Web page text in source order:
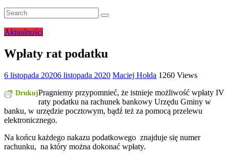
Aktualności
Wpłaty rat podatku
6 listopada 20206 listopada 2020 Maciej Hołda 1260 Views
DrukujPragniemy przypomnieć, że istnieje możliwość wpłaty IV
raty podatku na rachunek bankowy Urzędu Gminy w
banku, w urzędzie pocztowym, bądź też za pomocą przelewu
elektronicznego.
Na końcu każdego nakazu podatkowego znajduje się numer
rachunku, na który można dokonać wpłaty.